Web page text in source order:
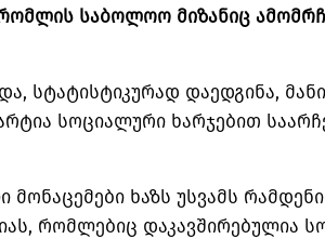
რომლის საბოლოო მიზანიც
სტატისტიკურად დაედგინა,
სოციალური ხარჯებით
მონაცემები ხაზს უსვამს
რომლებიც დაკავშირებულია